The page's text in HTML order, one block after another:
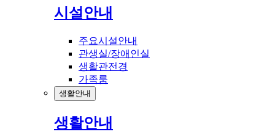
시설안내
주요시설안내
관생실/장애인실
생활관전경
가족룸
생활안내
생활안내